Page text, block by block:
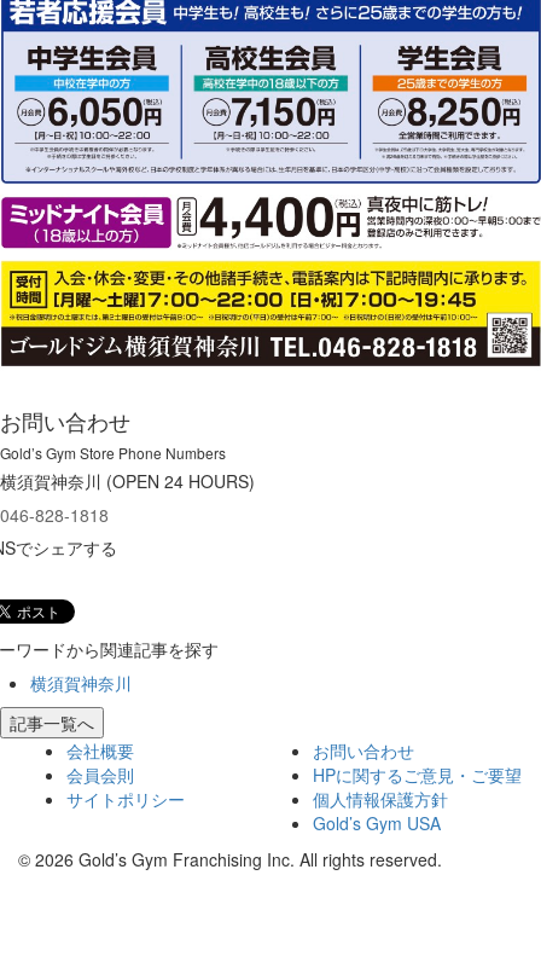
お問い合わせ
Gold’s Gym Store Phone Numbers
横須賀神奈川 (OPEN 24 HOURS)
046-828-1818
でシェアする
ワードから関連記事を探す
横須賀神奈川
記事一覧へ
会社概要
会員会則
サイトポリシー
お問い合わせ
HPに関するご意見・ご要望
個人情報保護方針
Gold’s Gym USA
© 2026 Gold’s Gym Franchising Inc. All rights reserved.